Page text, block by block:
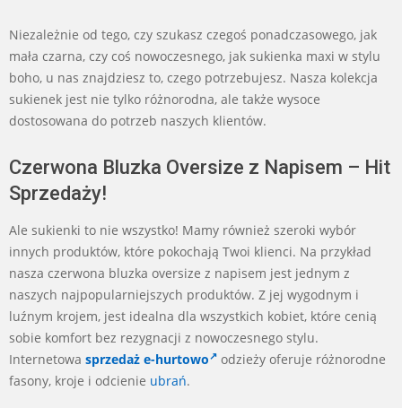
Niezależnie od tego, czy szukasz czegoś ponadczasowego, jak
mała czarna, czy coś nowoczesnego, jak sukienka maxi w stylu
boho, u nas znajdziesz to, czego potrzebujesz. Nasza kolekcja
sukienek jest nie tylko różnorodna, ale także wysoce
dostosowana do potrzeb naszych klientów.
Czerwona Bluzka Oversize z Napisem – Hit
Sprzedaży!
Ale sukienki to nie wszystko! Mamy również szeroki wybór
innych produktów, które pokochają Twoi klienci. Na przykład
nasza czerwona bluzka oversize z napisem jest jednym z
naszych najpopularniejszych produktów. Z jej wygodnym i
luźnym krojem, jest idealna dla wszystkich kobiet, które cenią
sobie komfort bez rezygnacji z nowoczesnego stylu.
Internetowa sprzedaż e-hurtowo
odzieży oferuje różnorodne
fasony, kroje i odcienie ubrań.